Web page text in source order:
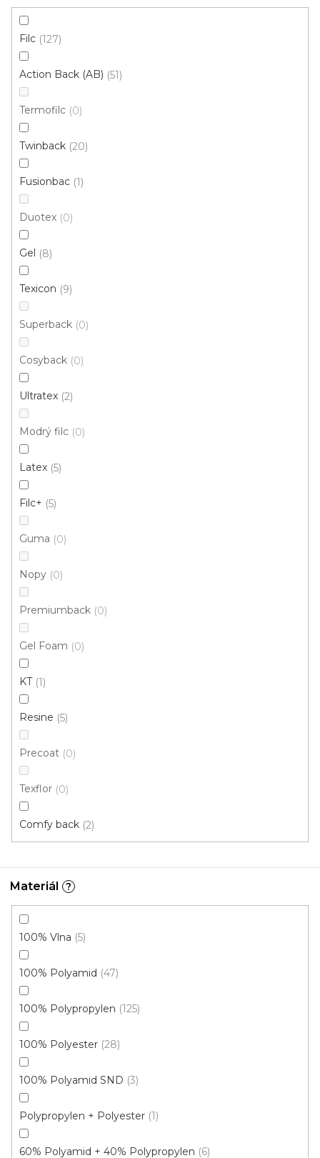
Filc 127
Action Back (AB) 51
Termofilc 0
Twinback 20
Fusionbac 1
Duotex 0
Gel 8
Texicon 9
Superback 0
Cosyback 0
Ultratex 2
Modrý filc 0
Latex 5
Filc+ 5
Guma 0
Nopy 0
Premiumback 0
Gel Foam 0
KT 1
Resine 5
Precoat 0
Texflor 0
Comfy back 2
Materiál ?
100% Vlna 5
100% Polyamid 47
100% Polypropylen 125
100% Polyester 28
100% Polyamid SND 3
Polypropylen + Polyester 1
60% Polyamid + 40% Polypropylen 6
Metrážový koberec FENIX 5022
Skladem externě, odesíláme do 2-3 dnů
173 Kč
4 m
Metrážový koberec FENIX 5042
Skladem externě, odesíláme do 2-3 dnů
173 Kč
4 m
Metrážový koberec FENIX 5052
173 Kč/ m2